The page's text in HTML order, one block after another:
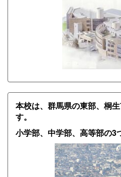
本校は、群馬県の東部、桐
す。
小学部、中学部、高等部の3